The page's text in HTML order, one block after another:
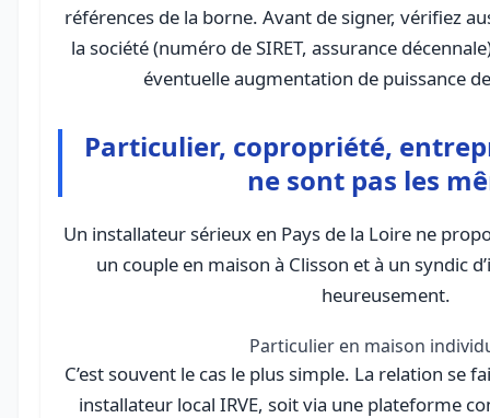
références de la borne. Avant de signer, vérifiez
la société (numéro de SIRET, assurance
éventuelle augmentation de puissance
Particulier, copropriété,
ne sont pas les
Un installateur sérieux en Pays de la Loire ne
un couple en maison à Clisson et à un syndic
heureusement.
Particulier en maison
C’est souvent le cas le plus simple. La relation se
installateur local IRVE, soit via une plateforme